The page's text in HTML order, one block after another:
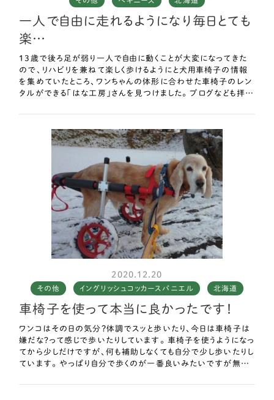
一人で自由に走れるようになり毎日とても
楽…
13歳で後ろ足が弱り一人で自由に動くことが大変になってきた
ので、リハビリを兼ねて楽しく歩けるようにと犬用車椅子の情報
を集めていたところ、ワンちゃんの体形に合わせた車椅子のレン
タルができる「はな工房」さんを見つけました。 ブログなども拝見
で早速レンタルの申し込みをしたところ、スピーディかつとても丁
寧な対応で 遠い北海道まで車椅子を届けてくださいました。 車
椅子の調整方法も動画や写真を見ながら細かく教えていただけ
め、2ヶ月経った今では前と同じように一人で自由に走れるように
なり、毎日とても楽しそうに散歩しています♪ 「はな工房」さんに
出会えて本当に良かったです。 疑問点などうるさいくらいにメー
ルしてしまいましたが、毎回親切に返信いただき本当にありがとう
ございました！
2020.12.20
その他 イングリッシュコッカースパニエル 北海道
車椅子を使って本当に良かったです！
ワンコはその日の気分？体調でスッと歩いたり、今日は車椅子は
嫌だな?って感じで歩いたりしています。 車椅子を使うようになっ
てから少しだけですが、何も補助しなくても自分で少し歩いたりし
ています。 やっぱり自分で歩くのが一番良いみたいですが無理
に行きます。 途中で歩けなくなるのがわかっているから…。 車椅